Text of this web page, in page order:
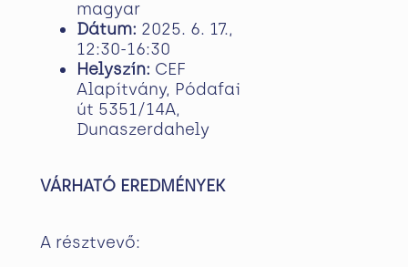
magyar
Dátum: 2025. 6. 17.,
12:30-16:30
Helyszín: CEF
Alapítvány, Pódafai
út 5351/14A,
Dunaszerdahely
VÁRHATÓ EREDMÉNYEK
A résztvevő: